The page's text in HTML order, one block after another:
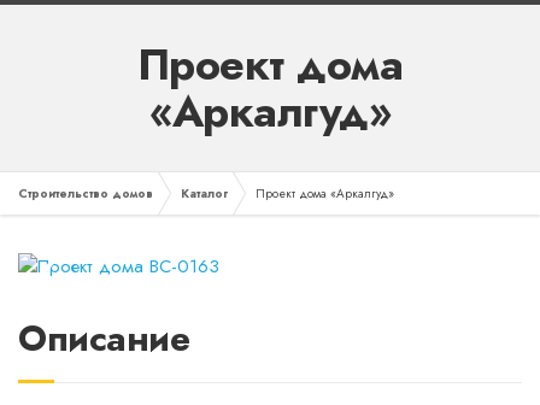
Проект дома
«Аркалгуд»
Строительство домов Каталог Проект дома «Аркалгуд»
❮
Описание